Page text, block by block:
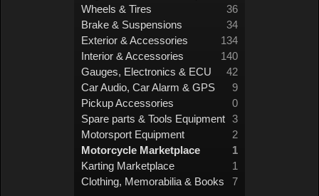
Wheels & Tires
36
Brake & Suspensions
34
Exterior & Accessories
134
Interior & Accessories
140
Gauges, Electronics & ECU
42
Car Audio, Car Alarm & GPS
9
Pickup Accessories
0
Spare parts & Tools Equipment 3
Motorsport Equipment
2
Motorcycle Marketplace
1
Karting Marketplace
1
Clothing, Memorabilia & Books
7